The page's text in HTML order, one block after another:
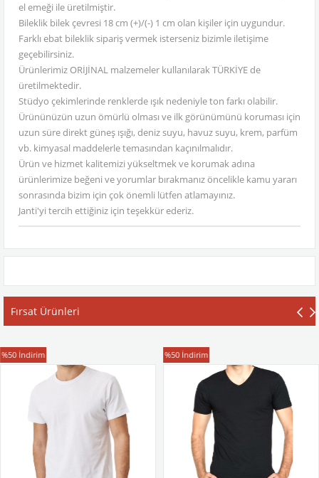
el emeği ile üretilmiştir.
Bileklik bilek çevresi 18 cm (+)/(-) 1 cm olan kişiler için uygundur.
Farklı ebat bileklik sipariş vermek isterseniz bizimle iletişime
geçebilirsiniz.
Ürünlerimiz ORİJİNAL malzemeler kullanılarak TÜRKİYE de
üretilmektedir.
Stüdyo çekimlerinde renklerde ışık nedeniyle ton farkı olabilir.
Ürününüzün uzun ömürlü olması ve ilk görünümünü koruması için
uzun süre direkt güneş ışığı, deniz suyu, havuz suyu, krem, parfüm
vb. kimyasal maddelerle temasından kaçınılmalıdır.
Ürün ve hizmet kalitemizi yükseltmek ve korumak adına
ürünlerimize beğeni ve yorumlar bırakmanız öncelikle kamu yararı
sonrasında bizim için çok önemli lütfen atlamayınız.
Janti'yi tercih ettiğiniz için teşekkür ederiz.
Fırsat Ürünleri
T-Shirt
%50 İndirim T-Shirt
%50 İndirim